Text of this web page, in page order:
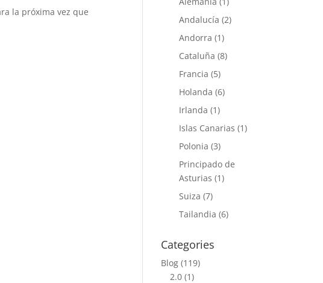
la próxima vez que
Andalucía (2)
Andorra (1)
Cataluña (8)
Francia (5)
Holanda (6)
Irlanda (1)
Islas Canarias (1)
Polonia (3)
Principado de
Asturias (1)
Suiza (7)
Tailandia (6)
Categories
Blog (119)
2.0 (1)